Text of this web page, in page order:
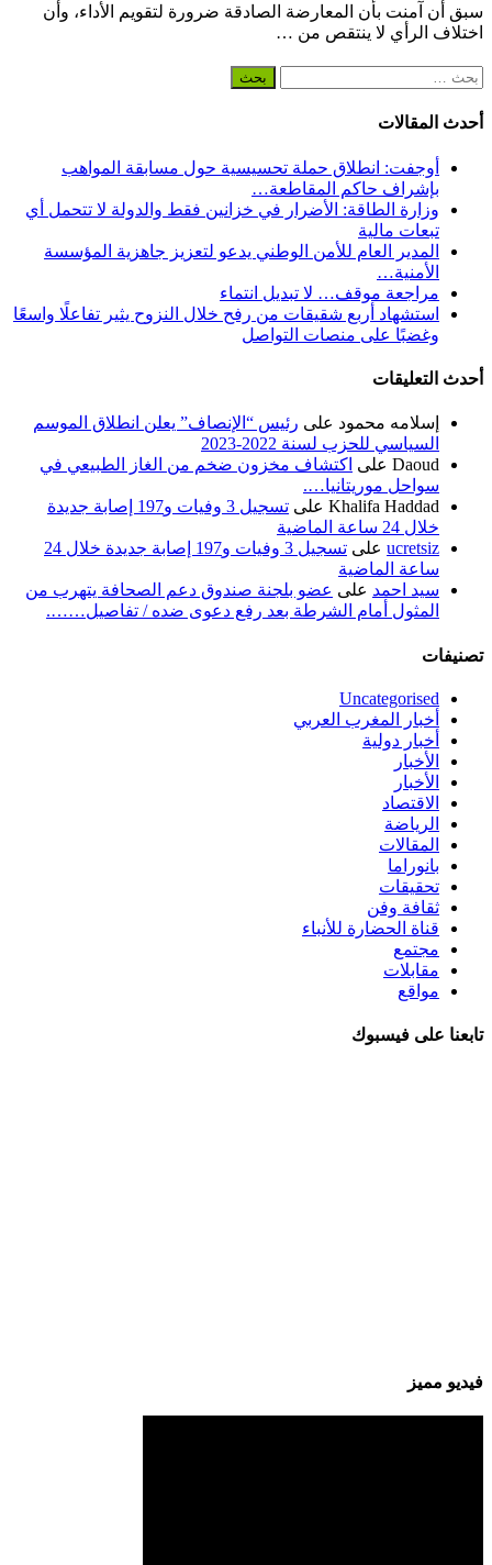
سبق أن آمنت بأن المعارضة الصادقة ضرورة لتقويم الأداء، وأن
اختلاف الرأي لا ينتقص من …
البحث
أحدث المقالات
أوجفت: انطلاق حملة تحسيسية حول مسابقة المواهب
بإشراف حاكم المقاطعة…
وزارة الطاقة: الأضرار في خزانين فقط والدولة لا تتحمل أي
تبعات مالية
المدير العام للأمن الوطني يدعو لتعزيز جاهزية المؤسسة
الأمنية…
مراجعة موقف… لا تبديل انتماء
استشهاد أربع شقيقات من رفح خلال النزوح يثير تفاعلًا واسعًا
وغضبًا على منصات التواصل
أحدث التعليقات
إسلامه محمود على رئيس “الإنصاف” يعلن انطلاق الموسم
السياسي للحزب لسنة 2022-2023
Daoud على اكتشاف مخزون ضخم من الغاز الطبيعي في
سواحل موريتانيا….
Khalifa Haddad على
تسجيل 3 وفيات و197 إصابة جديدة
خلال 24 ساعة الماضية
ucretsiz على
تسجيل 3 وفيات و197 إصابة جديدة خلال 24
ساعة الماضية
سيد احمد على عضو بلجنة صندوق دعم الصحافة يتهرب من
المثول أمام الشرطة بعد رفع دعوى ضده / تفاصيل…….
تصنيفات
Uncategorised
أخبار المغرب العربي
أخبار دولية
الأخبار
الأخبار
الاقتصاد
الرياضة
المقالات
بانوراما
تحقيقات
ثقافة وفن
قناة الحضارة للأنباء
مجتمع
مقابلات
مواقع
تابعنا على فيسبوك
فيديو مميز